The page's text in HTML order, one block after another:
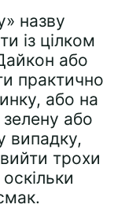
назву
із цілком
або
практично
або на
або
випадку,
трохи